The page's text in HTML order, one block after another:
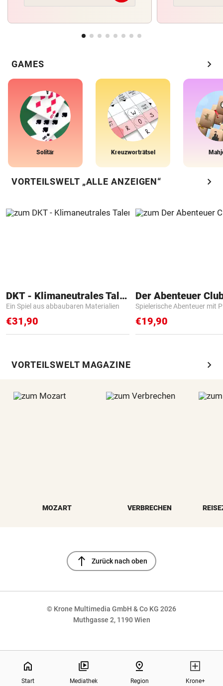
GAMES chevron_right
Solitär Kreuzworträtsel
VORTEILSWELT „ALLE ANZEIGEN“ chevron_right
DKT - Klimaneutrales Talent
Ein Spiel aus abbaubaren Materialien
€31,90
Der Abenteuer
Spielerische Abenteuer mit
€19,90
VORTEILSWELT MAGAZINE chevron_right
MOZART VERBRECHEN
north Zurück nach oben
© Krone Multimedia GmbH & Co KG 2026
Muthgasse 2, 1190 Wien
home
Start Mediathek
pin_drop
Region Krone+
NaN%